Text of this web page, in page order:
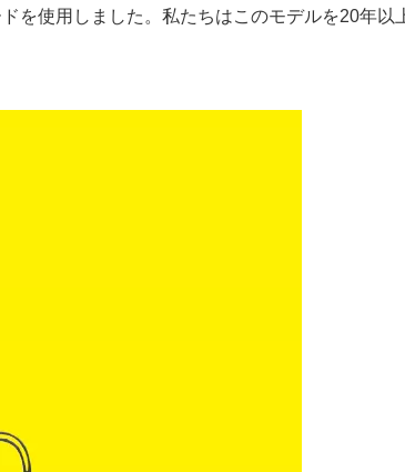
を使用しました。私たちはこのモデルを20年以